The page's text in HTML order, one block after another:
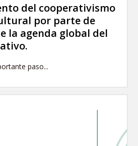
del cooperativismo
por parte de
la agenda global del
paso...